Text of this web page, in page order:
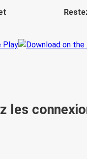
les